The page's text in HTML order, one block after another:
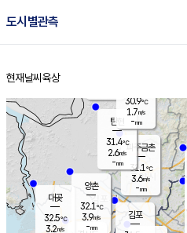
도시별관측
홈
현재날씨 육상
파주금촌
31.1℃
3.6m/s
-mm
대곶
32.5℃
3.2m/s
탄현
31.4℃
2.6m/s
-mm
김포
양촌
32.1℃
3.9m/s
-mm
30.9℃
1.7m/s
-mm